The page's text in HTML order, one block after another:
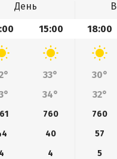
День
15:00 18:00
33° 30°
34° 32°
760 760
40 57
4 4 5